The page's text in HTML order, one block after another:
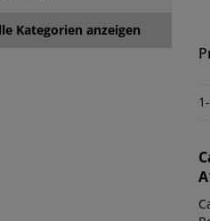
Kategorien anzeigen